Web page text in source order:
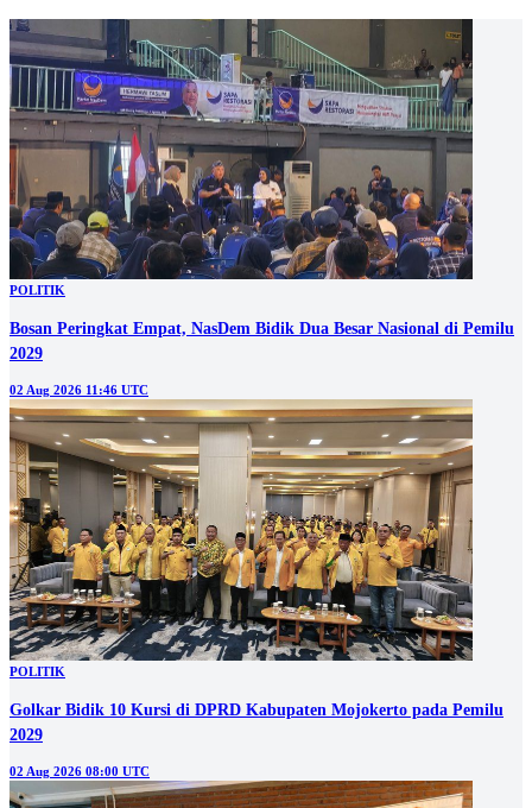
POLITIK
Bosan Peringkat Empat, NasDem Bidik Dua Besar Nasional di Pemilu
2029
02 Aug 2026 11:46 UTC
POLITIK
Golkar Bidik 10 Kursi di DPRD Kabupaten Mojokerto pada Pemilu
2029
02 Aug 2026 08:00 UTC